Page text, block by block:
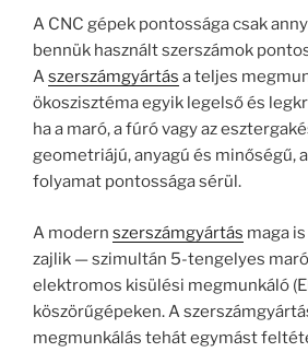
A CNC gépek pontossága csak
bennük használt szerszámok
Aszerszámgyártás a teljes
ökoszisztéma egyik legelső és
ha a maró, a fúró vagy az
geometriájú, anyagú és minőségű,
folyamat pontossága sérül.
A modern szerszámgyártás maga
zajlik — szimultán 5-tengelyes
elektromos kisülési megmunkáló
köszörűgépeken. A
megmunkálás tehát egymást